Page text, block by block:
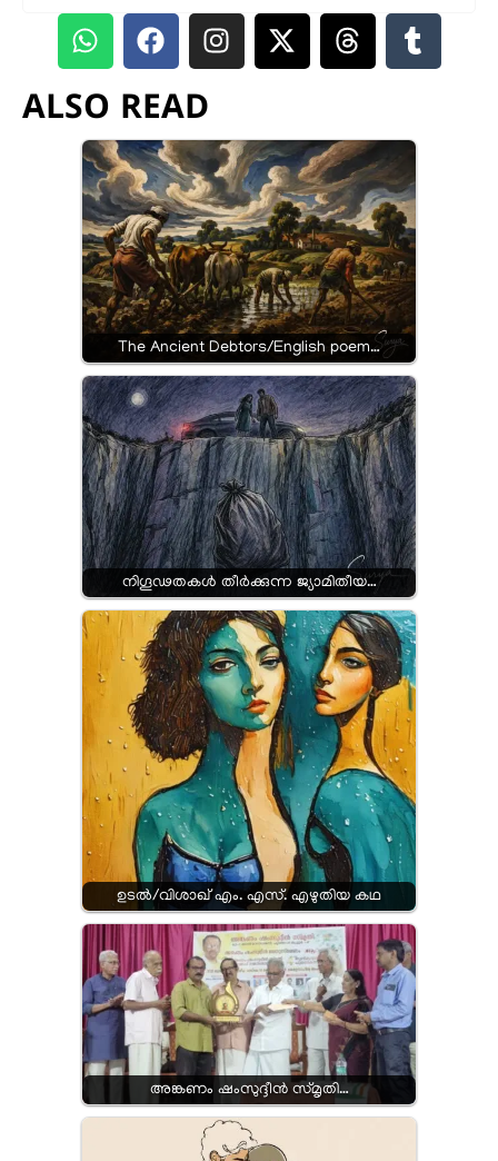
ALSO READ
The Ancient Debtors/English poem…
നിഗൂഢതകൾ തീർക്കുന്ന ജ്യാമിതീയ…
ഉടൽ/വിശാഖ് എം. എസ്. എഴുതിയ കഥ
അങ്കണം ഷംസുദ്ദീൻ സ്മൃതി…